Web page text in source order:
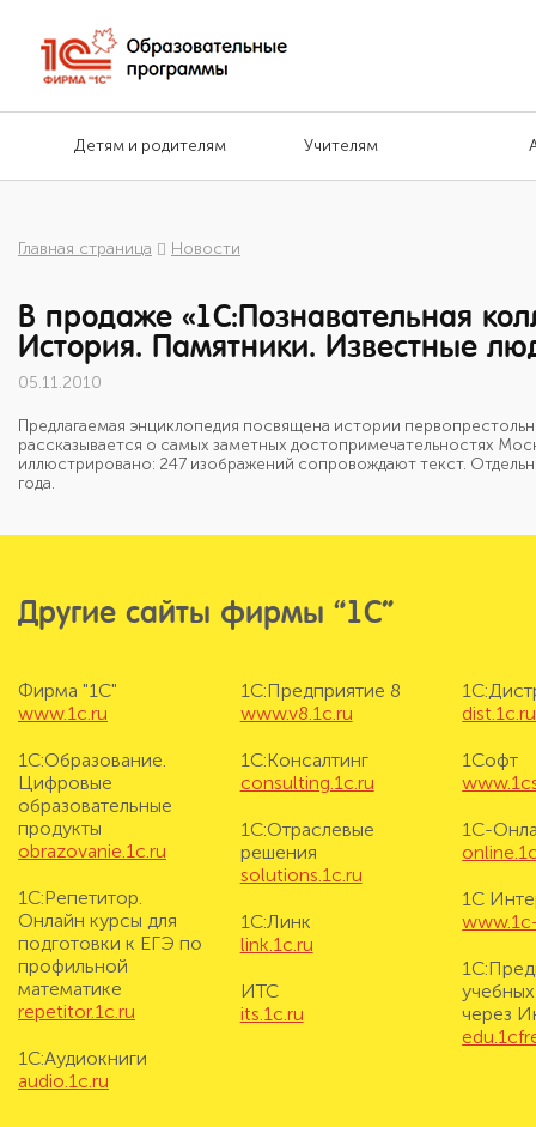
Детям и родителям Учителям
Главная страница Новости
В продаже «1С:Познавательная
История. Памятники. Известные
05.11.2010
Предлагаемая энциклопедия посвящена истории
рассказывается о самых заметных достопримечательностях
иллюстрировано: 247 изображений сопровождают текст.
года.
Другие сайты фирмы “1С”
Фирма "1С"
www.1c.ru
1С:Образование.
Цифровые
образовательные
продукты
obrazovanie.1c.ru
1С:Репетитор.
Онлайн курсы для
подготовки к ЕГЭ по
профильной
математике
repetitor.1c.ru
1С:Аудиокниги
audio.1c.ru
1С:Предприятие 8
www.v8.1c.ru
1С:Консалтинг
consulting.1c.ru
1С:Отраслевые
решения
solutions.1c.ru
1С:Линк
link.1c.ru
ИТС
its.1c.ru
dist.1c.ru
1Софт
1С-
1С
через